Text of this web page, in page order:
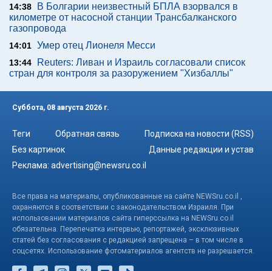
14:38
В Болгарии неизвестный БПЛА взорвался в
километре от насосной станции Трансбалканского
газопровода
14:01 Умер отец Лионеля Месси
13:44
Reuters: Ливан и Израиль согласовали список
стран для контроля за разоружением "Хизбаллы"
Суббота, 08 августа 2026 г.
Теги Обратная связь
Подписка на новости (RSS)
Без картинок
Данные редакции и устав
Реклама: advertising@newsru.co.il
Все права на материалы, опубликованные на сайте NEWSru.co.il ,
охраняются в соответствии с законодательством Израиля. При
использовании материалов сайта гиперссылка на NEWSru.co.il
обязательна. Перепечатка интервью, репортажей, эксклюзивных
статей без согласования с редакцией запрещена – в том числе в
соцсетях. Использование фотоматериалов агентств не разрешается.